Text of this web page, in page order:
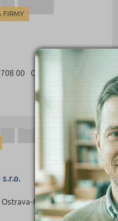
FIRMY
00 Ostrava-Poruba
Mariánské Hory